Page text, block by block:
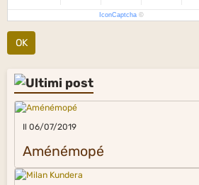
IconCaptcha ©
OK
Il 06/07/2019
Aménémopé